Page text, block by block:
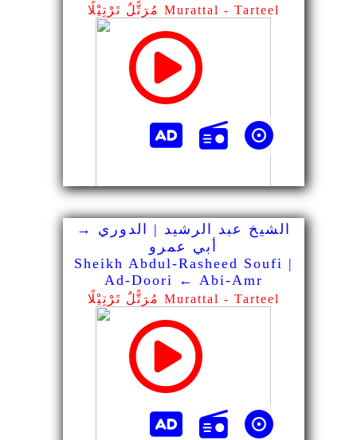
مُرَتًّلٌ تَرْتِيْلًا Murattal - Tarteel
الشيخ عبد الرشيد | الدوري →
أبي عمرو
Sheikh Abdul-Rasheed Soufi |
Ad-Doori ← Abi-Amr
مُرَتًّلٌ تَرْتِيْلًا Murattal - Tarteel